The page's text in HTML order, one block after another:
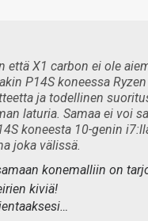
että X1 carbon ei ole
P14S koneessa
ja todellinen
laturia. Samaa ei voi
koneesta 10-genin
joka välissä.
konemalliin on
kiviä!